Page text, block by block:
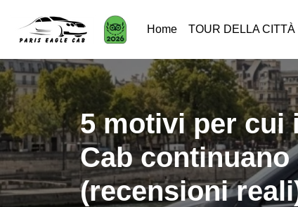
Home TOUR DELLA CITTÀ
5 motivi per cui
Cab
(recensioni